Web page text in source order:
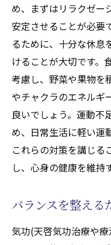
め、まずはリラクゼー
安定させることが必要
るために、十分な休息
けることが大切です。
考慮し、野菜や果物を
やチャクラのエネルギ
良いでしょう。運動不
め、日常生活に軽い運
これらの対策を講じる
し、心身の健康を維持
バランスを整える
気功(天啓気功治療や